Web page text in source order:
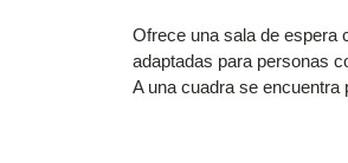
Ofrece una sala de espera
adaptadas para personas
A una cuadra se encuentra